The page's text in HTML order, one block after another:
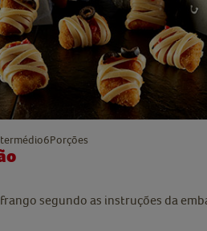
6Porções
segundo as instruções da